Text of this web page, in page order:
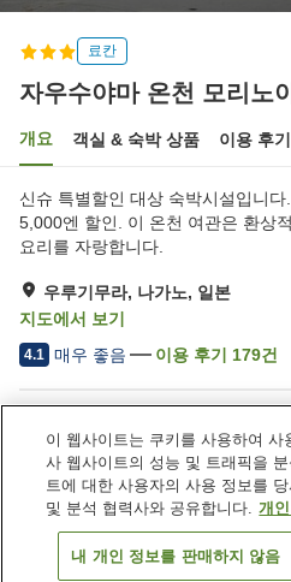
료칸
자우수야마 온천 모리노
개요 객실 & 숙박 상품 이용 후기
신슈 특별할인 대상 숙박시설입니
5,000엔 할인. 이 온천 여관은 환상
요리를 자랑합니다.
우루기무라, 나가노, 일본
지도에서 보기
4.1 매우 좋음 이용 후기 179건
주차장
라운지
일본 나가노
우루기무라
자우수야마 온천 모리노야도 유세이칸
객실 보
이 웹사이트는 쿠키를 사용하여 사
사 웹사이트의 성능 및 트래픽을
트에 대한 사용자의 사용 정보를
및 분석 협력사와 공유합니다. 개
내 개인 정보를 판매하지 않음